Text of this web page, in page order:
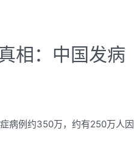
相：中国发病
病例约350万，约有250万人因